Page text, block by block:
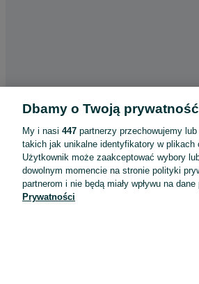
Aplikacje mobilne OLX.pl
Dbamy o Twoją prywatność
My i nasi 447 partnerzy przechowujemy
takich jak unikalne identyfikatory w
Użytkownik może zaakceptować wybory
dowolnym momencie na stronie polityki
partnerom i nie będą miały wpływu na
Prywatności